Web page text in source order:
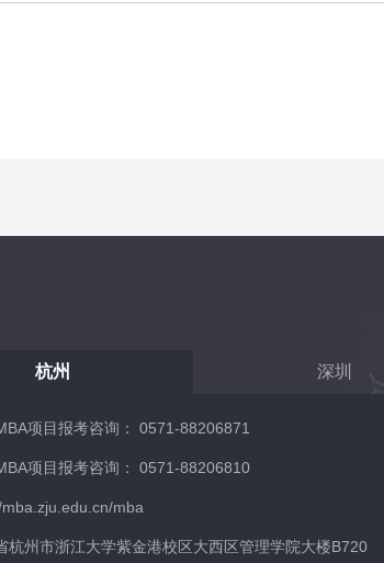
杭州 深圳
项目报考咨询： 0571-88206871
项目报考咨询： 0571-88206810
mba
杭州市浙江大学紫金港校区大西区管理学院大楼B720